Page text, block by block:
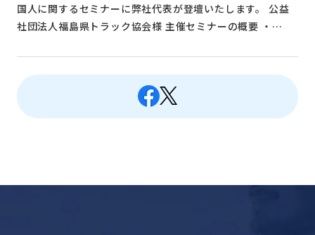
国人に関するセミナーに弊社代表が登壇いたします。 公益
社団法人福島県トラック協会様 主催セミナーの概要 ・…